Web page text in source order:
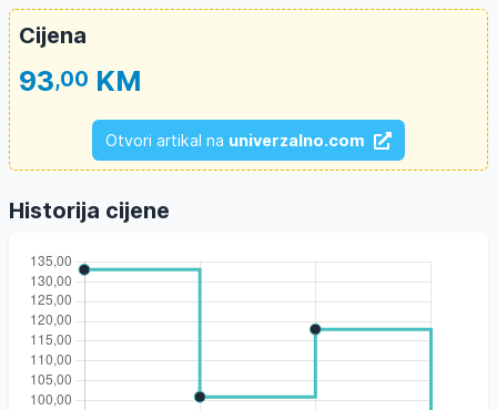
Cijena
93,00 KM
Otvori artikal na univerzalno.com
Historija cijene